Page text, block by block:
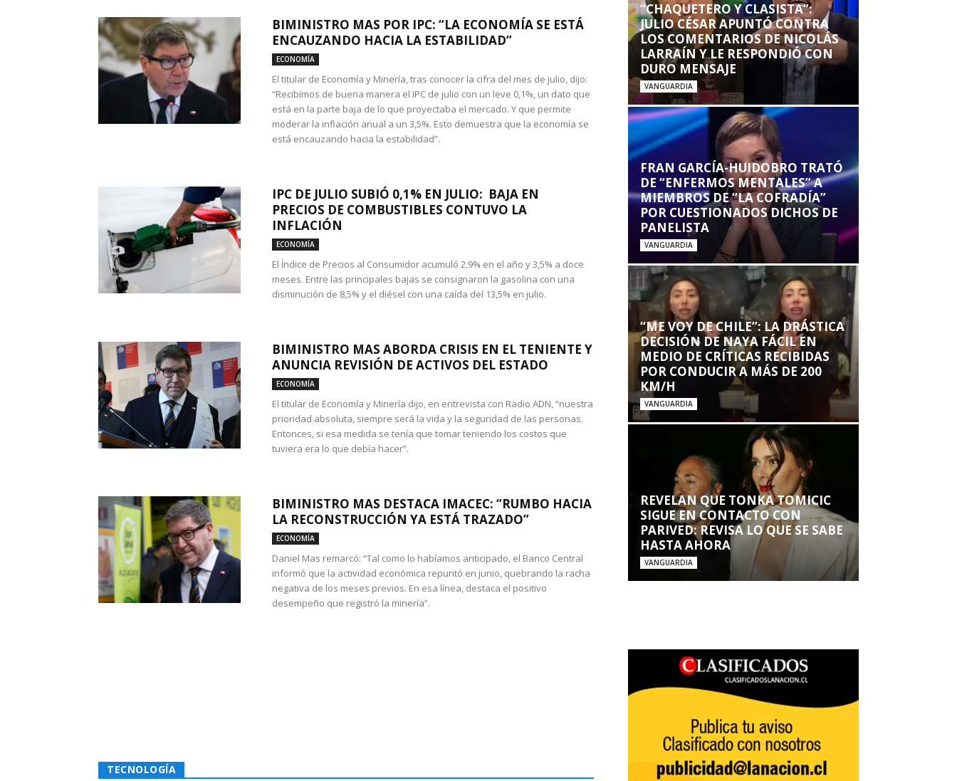
BIMINISTRO MAS POR IPC: “LA ECONOMÍA SE ESTÁ
ENCAUZANDO HACIA LA ESTABILIDAD”
ECONOMÍA
El titular de Economía y Minería, tras conocer la cifra del mes de julio, dijo:
“Recibimos de buena manera el IPC de julio con un leve 0,1%, un dato que
está en la parte baja de lo que proyectaba el mercado. Y que permite
moderar la inflación anual a un 3,5%. Esto demuestra que la economía se
está encauzando hacia la estabilidad”.
IPC DE JULIO SUBIÓ 0,1% EN JULIO: BAJA EN
PRECIOS DE COMBUSTIBLES CONTUVO LA
INFLACIÓN
ECONOMÍA
El Índice de Precios al Consumidor acumuló 2,9% en el año y 3,5% a doce
meses. Entre las principales bajas se consignaron la gasolina con una
disminución de 8,5% y el diésel con una caída del 13,5% en julio.
BIMINISTRO MAS ABORDA CRISIS EN EL TENIENTE Y
ANUNCIA REVISIÓN DE ACTIVOS DEL ESTADO
ECONOMÍA
El titular de Economía y Minería dijo, en entrevista con Radio ADN, “nuestra
prioridad absoluta, siempre será la vida y la seguridad de las personas.
Entonces, si esa medida se tenía que tomar teniendo los costos que
tuviera era lo que debía hacer”.
BIMINISTRO MAS DESTACA IMACEC: “RUMBO HACIA
LA RECONSTRUCCIÓN YA ESTÁ TRAZADO”
ECONOMÍA
Daniel Mas remarcó: “Tal como lo habíamos anticipado, el Banco Central
informó que la actividad económica repuntó en junio, quebrando la racha
negativa de los meses previos. En esa línea, destaca el positivo
desempeño que registró la minería”.
TECNOLOGÍA
“CHAQUETERO Y CLASISTA”:
JULIO CÉSAR APUNTÓ CONTRA
LOS COMENTARIOS DE NICOLÁS
LARRAÍN Y LE RESPONDIÓ CON
DURO MENSAJE
VANGUARDIA
FRAN GARCÍA-HUIDOBRO TRATÓ
DE “ENFERMOS MENTALES” A
MIEMBROS DE “LA COFRADÍA”
POR CUESTIONADOS DICHOS DE
PANELISTA
VANGUARDIA
“ME VOY DE CHILE”: LA DRÁSTICA
DECISIÓN DE NAYA FÁCIL EN
MEDIO DE CRÍTICAS RECIBIDAS
POR CONDUCIR A MÁS DE 200
KM/H
VANGUARDIA
REVELAN QUE TONKA TOMICIC
SIGUE EN CONTACTO CON
PARIVED: REVISA LO QUE SE SABE
HASTA AHORA
VANGUARDIA